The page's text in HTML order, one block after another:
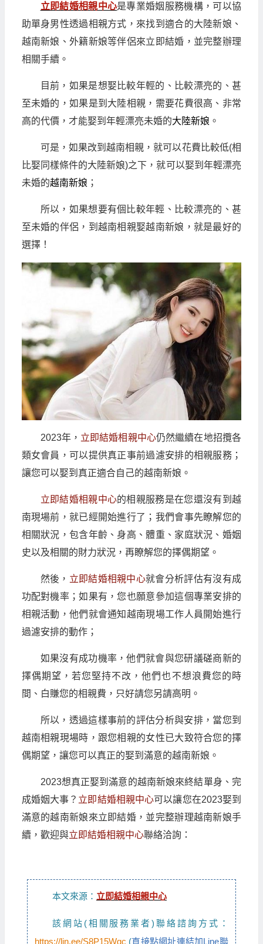
立即結婚相親中心是專業婚姻服務機構，可以協
助單身男性透過相親方式，來找到適合的大陸新娘、
越南新娘、外籍新娘等伴侶來立即結婚，並完整辦理
相關手續。
目前，如果是想娶比較年輕的、比較漂亮的、甚
至未婚的，如果是到大陸相親，需要花費很高、非常
高的代價，才能娶到年輕漂亮未婚的大陸新娘 。
可是，如果改到越南相親，就可以花費比較低(相
比娶同樣條件的大陸新娘)之下，就可以娶到年輕漂亮
未婚的越南新娘 ；
所以，如果想要有個比較年輕、比較漂亮的、甚
至未婚的伴侶，到越南相親娶越南新娘，就是最好的
選擇！
2023年， 立即結婚相親中心仍然繼續在地招攬各
類女會員，可以提供真正事前過濾安排的相親服務；
讓您可以娶到真正適合自己的越南新娘。
立即結婚相親中心的相親服務是在您還沒有到越
南現場前，就已經開始進行了；我們會事先瞭解您的
相關狀況，包含年齡、身高、體重、家庭狀況、婚姻
史以及相關的財力狀況，再瞭解您的擇偶期望。
然後， 立即結婚相親中心就會分析評估有沒有成
功配對機率；如果有，您也願意參加這個專業安排的
相親活動，他們就會通知越南現場工作人員開始進行
過濾安排的動作；
如果沒有成功機率，他們就會與您研議磋商新的
擇偶期望，若您堅持不改，他們也不想浪費您的時
間、白賺您的相親費，只好請您另請高明。
所以，透過這樣事前的評估分析與安排，當您到
越南相親現場時，跟您相親的女性已大致符合您的擇
偶期望，讓您可以真正的娶到滿意的越南新娘。
2023想真正娶到滿意的越南新娘來終結單身、完
成婚姻大事？ 立即結婚相親中心可以讓您在2023娶到
滿意的越南新娘來立即結婚，並完整辦理越南新娘手
續，歡迎與立即結婚相親中心聯絡洽詢：
本文來源： 立即結婚相親中心
該網站(相關服務業者)聯絡諮詢方式：
https://lin.ee/S8P15Wgc (直接點網址連結加Line聯